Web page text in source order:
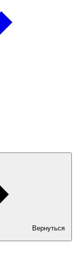
Вернуться